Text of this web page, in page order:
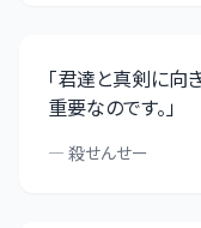
「君達と真剣に向
重要なのです。」
— 殺せんせー